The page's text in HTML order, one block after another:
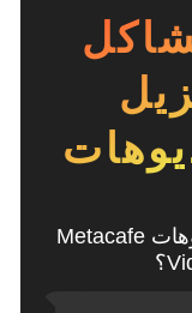
هل يمكنني اختيار تنسيق فيديوهات Metacafe